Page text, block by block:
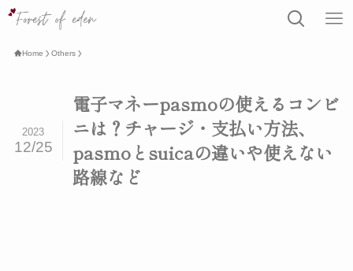
Home Others
電子マネーpasmoの使えるコンビ
ニは？チャージ・支払い方法、
pasmoとsuicaの違いや使えない
路線など
2023
12/25